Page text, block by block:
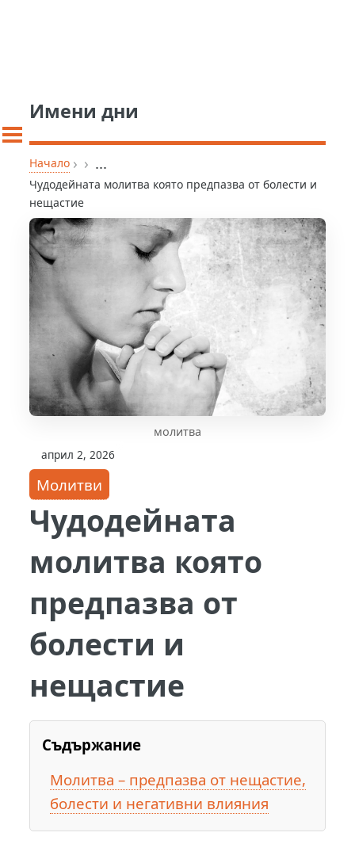
Имени дни
Начало › › ...
Чудодейната молитва която предпазва от болести и
нещастие
молитва
април 2, 2026
Молитви
Чудодейната
молитва която
предпазва от
болести и
нещастие
Съдържание
Молитва – предпазва от нещастие,
болести и негативни влияния